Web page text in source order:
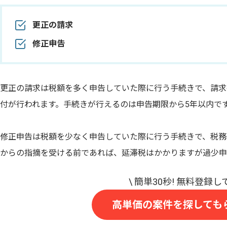
更正の請求
修正申告
更正の請求は税額を多く申告していた際に行う手続きで、請
付が行われます。手続きが行えるのは申告期限から5年以内で
修正申告は税額を少なく申告していた際に行う手続きで、税
からの指摘を受ける前であれば、延滞税はかかりますが過少
高単価の案件を探しても